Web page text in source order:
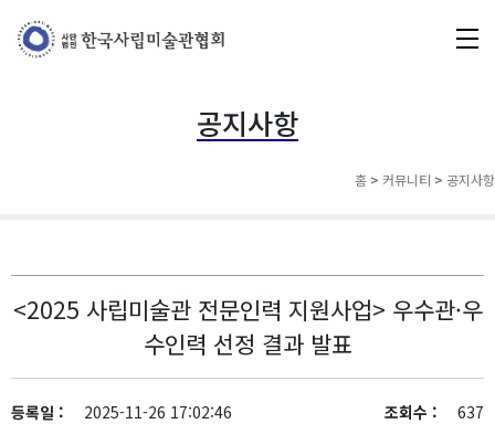
공지사항
홈 > 커뮤니티 > 공지사항
<2025 사립미술관 전문인력 지원사업> 우수관·우
수인력 선정 결과 발표
등록일 : 2025-11-26 17:02:46 조회수 : 637